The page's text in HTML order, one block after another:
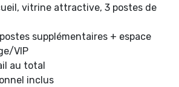
vitrine attractive, 3 postes de
supplémentaires + espace
VIP
au total
inclus